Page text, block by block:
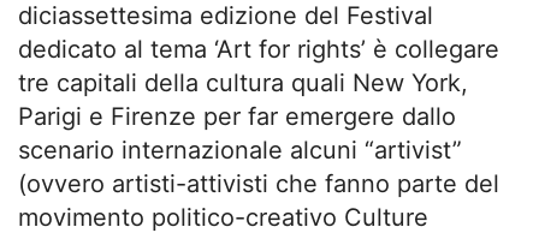
diciassettesima edizione del Festival
dedicato al tema ‘Art for rights’ è collegare
tre capitali della cultura quali New York,
Parigi e Firenze per far emergere dallo
scenario internazionale alcuni “artivist”
(ovvero artisti-attivisti che fanno parte del
movimento politico-creativo Culture